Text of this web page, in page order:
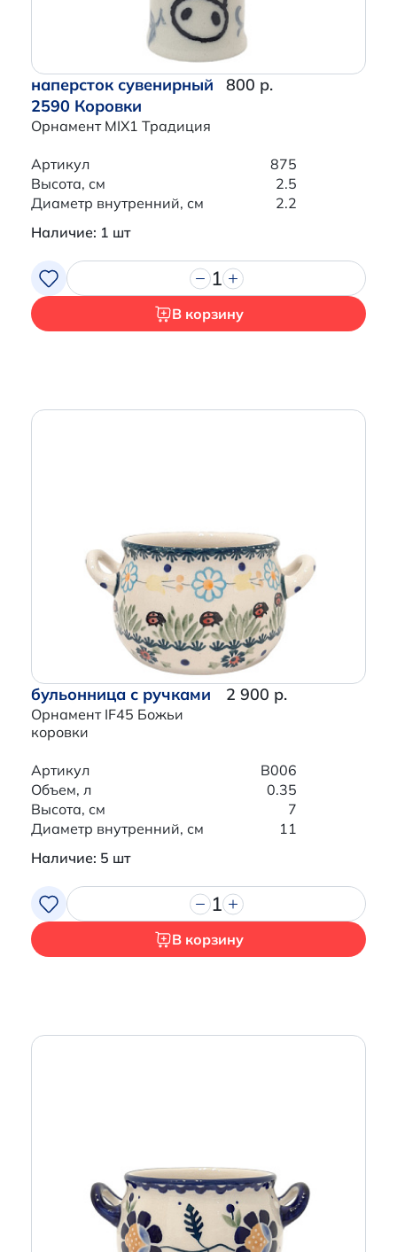
наперсток сувенирный
2590 Коровки
Орнамент MIX1 Традиция
800 р.
Артикул
875
Высота, см
2.5
Диаметр внутренний, см
2.2
Наличие: 1 шт
1
В корзину
бульонница с ручками
Орнамент IF45 Божьи
коровки
2 900 р.
Артикул
B006
Объем, л
0.35
Высота, см
7
Диаметр внутренний, см
11
Наличие: 5 шт
1
В корзину